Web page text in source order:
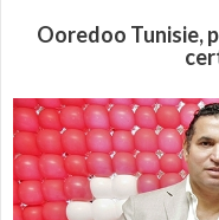
Ooredoo Tunisie,